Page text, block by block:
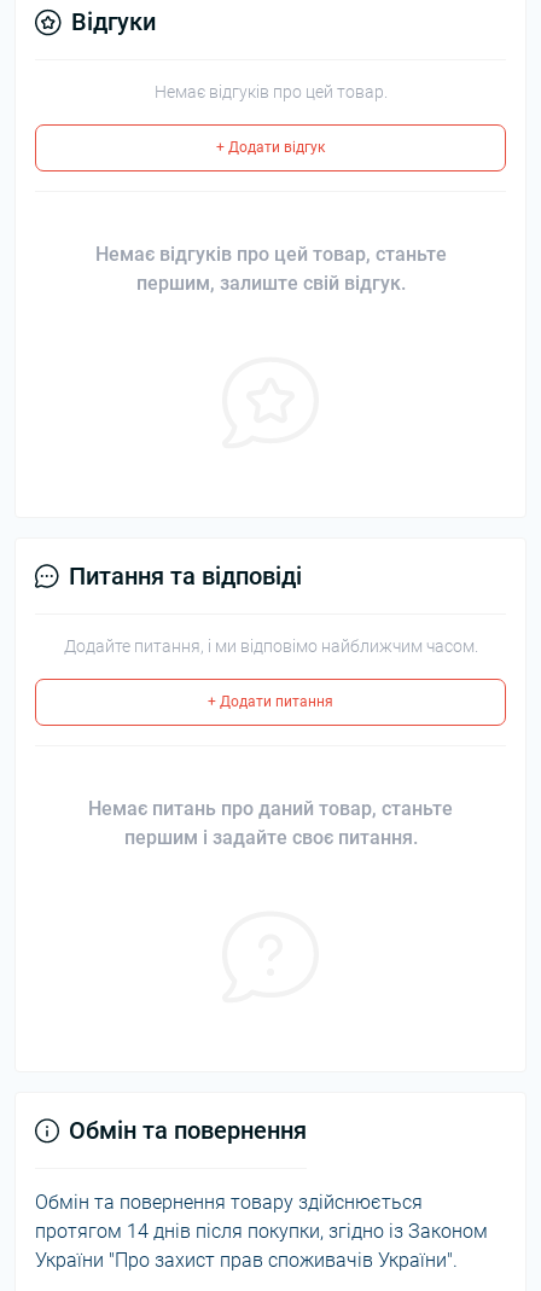
Відгуки
Немає відгуків про цей товар.
+ Додати відгук
Немає відгуків про цей товар, станьте
першим, залиште свій відгук.
Питання та відповіді
Додайте питання, і ми відповімо найближчим часом.
+ Додати питання
Немає питань про даний товар, станьте
першим і задайте своє питання.
Обмін та повернення
Обмін та повернення товару здійснюється
протягом 14 днів після покупки, згідно із Законом
України "Про захист прав споживачів України".